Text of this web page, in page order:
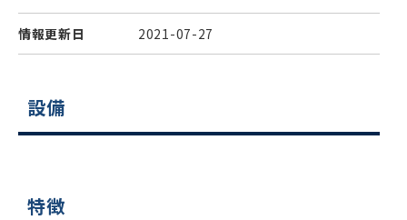
情報更新日 2021-07-27
設備
特徴